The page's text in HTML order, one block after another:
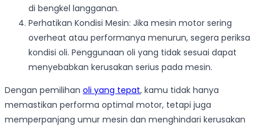
di bengkel langganan.
Perhatikan Kondisi Mesin: Jika mesin motor sering
overheat atau performanya menurun, segera periksa
kondisi oli. Penggunaan oli yang tidak sesuai dapat
menyebabkan kerusakan serius pada mesin.
Dengan pemilihan oli yang tepat, kamu tidak hanya
memastikan performa optimal motor, tetapi juga
memperpanjang umur mesin dan menghindari kerusakan